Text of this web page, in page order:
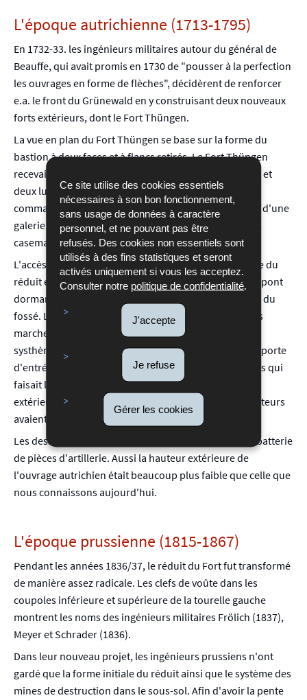
Ce site utilise des cookies essentiels
nécessaires à son bon fonctionnement,
sans usage de données à caractère
personnel, et ne pouvant pas être
refusés. Des cookies non essentiels sont
utilisés à des fins statistiques et seront
activés uniquement si vous les acceptez.
Consulter notre politique de confidentialité.
J'accepte
Je refuse
Gérer les cookies
L'époque autrichienne (1713-1795)
En 1732-33. les ingénieurs militaires autour du général de
Beauffe, qui avait promis en 1730 de "pousser à la perfection
les ouvrages en forme de flèches", décidèrent de renforcer
e.a. le front du Grünewald en y construisant deux nouveaux
forts extérieurs, dont le Fort Thüngen.
La vue en plan du Fort Thüngen se base sur la forme du
bastion à deux faces et à flancs retirés. Le Fort Thüngen
recevait une puissante enveloppe avec fossé extérieur et
deux lunettes qui flanquaient le chemin couvert et
commandaient le glacis extérieur. Le réduit fut équipé d'une
galerie souterraine qui pouvait abriter 10 canons sous
casemate.
L'accès vers l'intérieur se trouvait au milieu de la gorge du
réduit et était protégé par deux tourelles latérales. Un pont
dormant en bois avec pont-levis permettait le passage du
fossé. Le niveau du sas d'entrée se trouvait à quelques
marches au-dessus du niveau de la galerie d'accès au
systhème des contre-mines. A droite et à gauche de la porte
d'entrée partait par un escalier le circuit des casemates qui
faisait le tour complet du réduit en longeant ses murs
extérieurs. A côté des embrasures à fusils les constructeurs
avaient prévu dix casemates à canons.
Les dessus du réduit ne permettaient pas de mise en batterie
de pièces d'artillerie. Aussi la hauteur extérieure de
l'ouvrage autrichien était beaucoup plus faible que celle que
nous connaissons aujourd'hui.
L'époque prussienne (1815-1867)
Pendant les années 1836/37, le réduit du Fort fut transformé
de manière assez radicale. Les clefs de voûte dans les
coupoles inférieure et supérieure de la tourelle gauche
montrent les noms des ingénieurs militaires Frölich (1837),
Meyer et Schrader (1836).
Dans leur nouveau projet, les ingénieurs prussiens n'ont
gardé que la forme initiale du réduit ainsi que le système des
mines de destruction dans le sous-sol. Afin d'avoir la pente